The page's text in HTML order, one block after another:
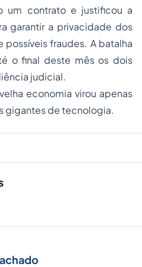
um contrato e justificou a
garantir a privacidade dos
fraudes. A batalha
o final deste mês os dois
judicial.
economia virou apenas
gigantes de tecnologia.